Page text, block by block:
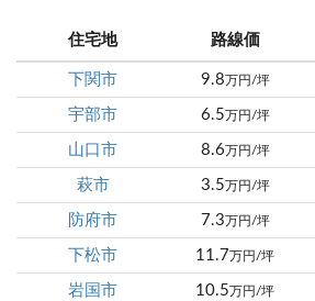
住宅地 路線価
下関市 9.8万円/坪
宇部市 6.5万円/坪
山口市 8.6万円/坪
萩市 3.5万円/坪
防府市 7.3万円/坪
下松市 11.7万円/坪
岩国市 10.5万円/坪